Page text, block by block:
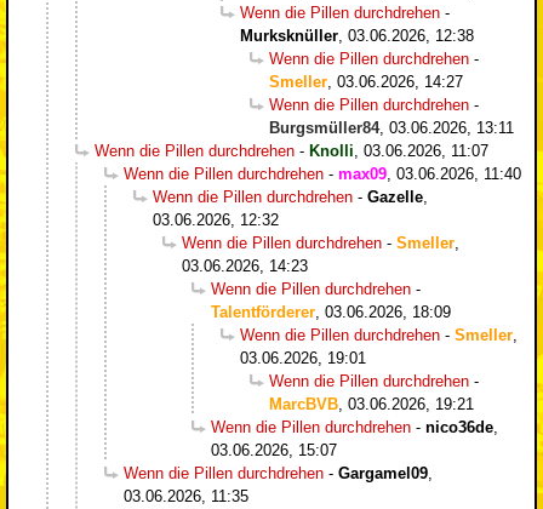
Wenn die Pillen durchdrehen -
Murksknüller 03.06.2026, 12:38
Wenn die Pillen durchdrehen -
Smeller 03.06.2026, 14:27
Wenn die Pillen durchdrehen -
Burgsmüller84, 03.06.2026, 13:11
Wenn die Pillen durchdrehen - Knolli 03.06.2026, 11:07
Wenn die Pillen durchdrehen - max09 03.06.2026, 11:40
Wenn die Pillen durchdrehen - Gazelle
03.06.2026, 12:32
Wenn die Pillen durchdrehen - Smeller
03.06.2026, 14:23
Wenn die Pillen durchdrehen -
Talentförderer 03.06.2026, 18:09
Wenn die Pillen durchdrehen - Smeller
03.06.2026, 19:01
Wenn die Pillen durchdrehen -
MarcBVB 03.06.2026, 19:21
Wenn die Pillen durchdrehen - nico36de
03.06.2026, 15:07
Wenn die Pillen durchdrehen - Gargamel09
03.06.2026, 11:35